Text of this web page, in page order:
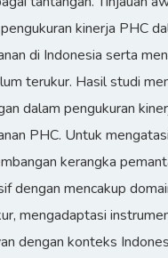
kinerja PHC
di Indonesia serta
terukur. Hasil studi
dalam pengukuran
PHC. Untuk
kerangka
dengan mencakup
mengadaptasi
dengan konteks